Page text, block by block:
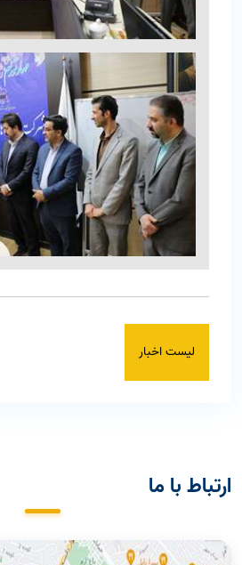
لیست اخبار
ارتباط با ما